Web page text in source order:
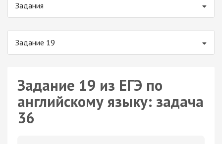
Задания
Задание 19
Задание 19 из ЕГЭ по
английскому языку: задача
36